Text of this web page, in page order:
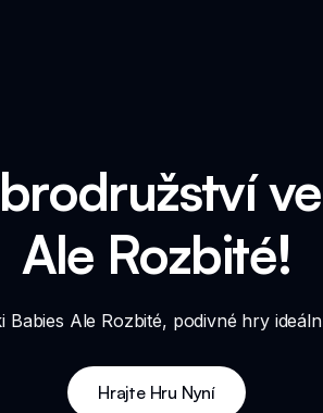
Ale Rozbité!
Ale Rozbité, podivné hry
Hrajte Hru Nyní